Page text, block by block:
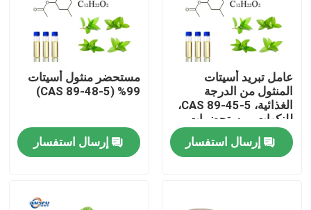
المنزل
عامل تبريد أسيتات
المنثول من الدرجة
الغذائية، CAS 89-45-5،
للنكهات ومستحضرات
التجميل
إرسال استفسار
مستحضر منثول أسيتات
99% (CAS 89-48-5)
إرسال استفسار